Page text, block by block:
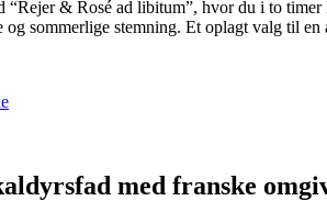
“Rejer & Rosé ad libitum”, hvor du i to
sommerlige stemning. Et oplagt valg til
med franske